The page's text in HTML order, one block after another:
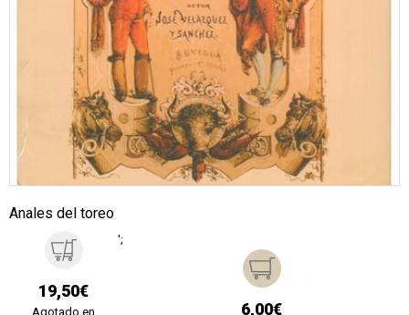
Anales del toreo
19,50€
Agotado en
';
6,00€